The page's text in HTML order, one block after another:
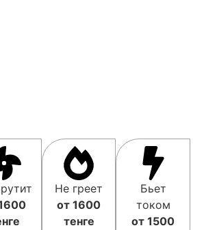
Не греет
от 1600
тенге
Бьет
током
от 1500